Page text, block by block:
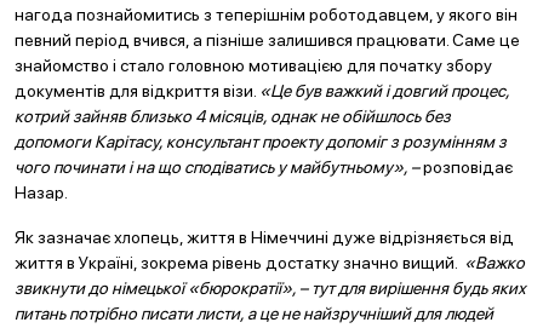
нагода познайомитись з теперішнім роботодавцем, у якого він
певний період вчився, а пізніше залишився працювати. Саме це
знайомство і стало головною мотивацією для початку збору
документів для відкриття візи. «Це був важкий і довгий процес,
котрий зайняв близько 4 місяців, однак не обійшлось без
допомоги Карітасу, консультант проекту допоміг з розумінням з
чого починати і на що сподіватись у майбутньому», –розповідає
Назар.
Як зазначає хлопець, життя в Німеччині дуже відрізняється від
життя в Україні, зокрема рівень достатку значно вищий.
«Важко
звикнути до німецької «бюрократії», – тут для вирішення будь яких
питань потрібно писати листи, а це не найзручніший для людей